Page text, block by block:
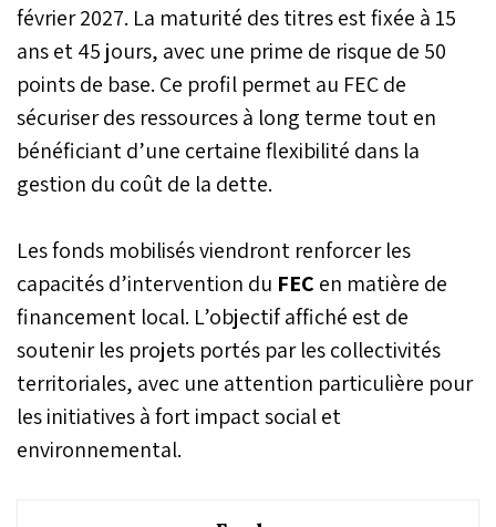
février 2027. La maturité des titres est fixée à 15
ans et 45 jours, avec une prime de risque de 50
points de base. Ce profil permet au FEC de
sécuriser des ressources à long terme tout en
bénéficiant d’une certaine flexibilité dans la
gestion du coût de la dette.
Les fonds mobilisés viendront renforcer les
capacités d’intervention du FEC en matière de
financement local. L’objectif affiché est de
soutenir les projets portés par les collectivités
territoriales, avec une attention particulière pour
les initiatives à fort impact social et
environnemental.